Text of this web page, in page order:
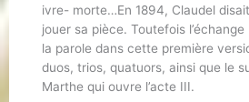
ivre- morte…En 1894, Claudel
jouer sa pièce. Toutefois
la parole dans cette première
duos, trios, quatuors, ainsi que le
Marthe qui ouvre l’acte III.